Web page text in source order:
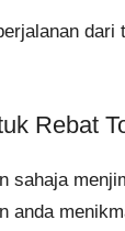
dari
Rebat
sahaja
anda